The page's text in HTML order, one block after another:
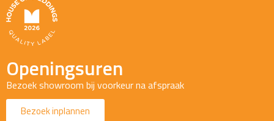
Openingsuren
Bezoek showroom bij voorkeur na afspraak
Bezoek inplannen